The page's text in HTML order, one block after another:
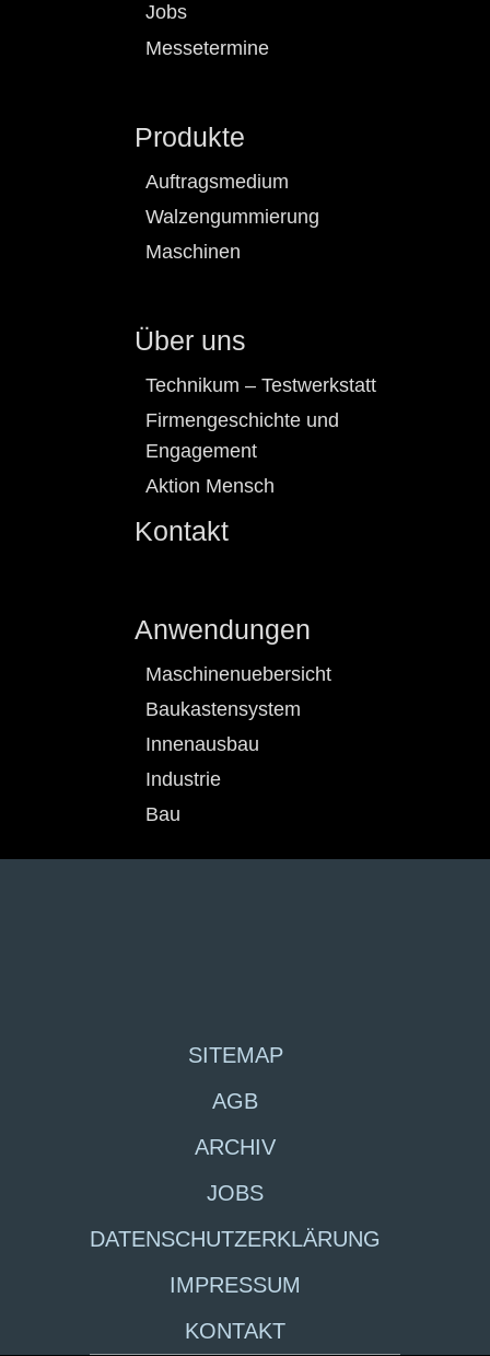
Jobs
Messetermine
Produkte
Auftragsmedium
Walzengummierung
Maschinen
Über uns
Technikum – Testwerkstatt
Firmengeschichte und
Engagement
Aktion Mensch
Kontakt
Anwendungen
Maschinenuebersicht
Baukastensystem
Innenausbau
Industrie
Bau
SITEMAP
AGB
ARCHIV
JOBS
DATENSCHUTZERKLÄRUNG
IMPRESSUM
KONTAKT